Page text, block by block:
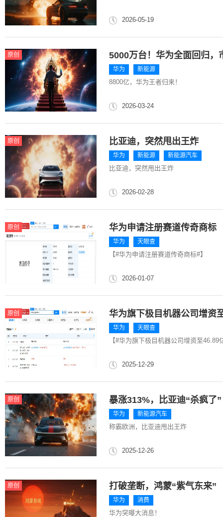
2026-05-19
原创 5000万台！华为全面回归，
华为 新能源
8800亿，华为王者归来！
2026-03-24
原创 比亚迪，突然甩出王炸
华为 新能源 新能源汽车
比亚迪，突然甩出王炸
2026-02-28
原创 华为申请注册赛道传奇商标
华为 天眼查
【#华为申请注册赛道传奇商标#】
2026-01-07
原创 华为旗下极目机器公司增资
华为 天眼查
【#华为旗下极目机器公司增资至46.89
2025-12-29
原创 暴涨313%，比亚迪“杀疯了
华为 新能源汽车
称霸欧洲，比亚迪甩出王炸
2025-12-26
原创 打破垄断，鸿蒙“紫气东来”
华为 消费
华为突曝大消息！